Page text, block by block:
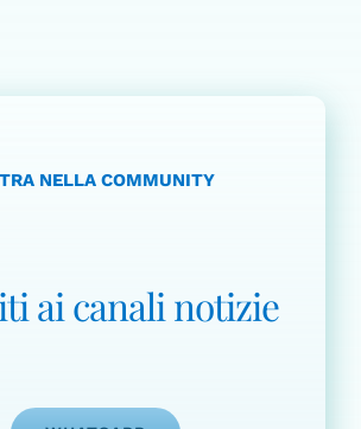
NELLA COMMUNITY
ai canali notizie